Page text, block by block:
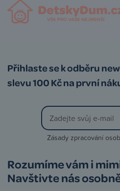
Přihlaste se k odběru
slevu 100 Kč na první
Zásady zpracování
Rozumíme vám i
Navštivte nás